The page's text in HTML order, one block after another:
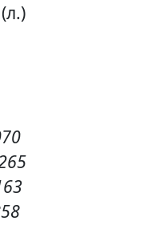
(л.)